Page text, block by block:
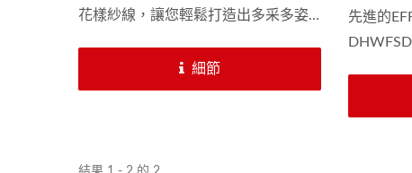
花樣紗線，讓您輕鬆打造出多采多姿
細節
先進的
物，而
衣布、窗